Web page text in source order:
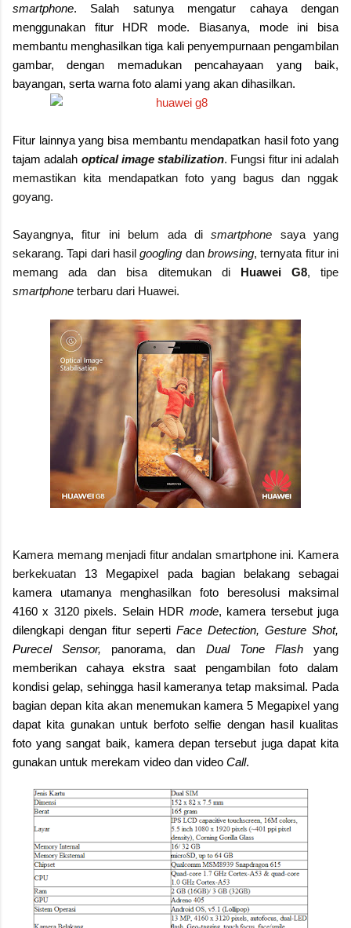
smartphone. Salah satunya mengatur cahaya dengan
menggunakan fitur HDR mode. Biasanya, mode ini bisa
membantu menghasilkan tiga kali penyempurnaan pengambilan
gambar, dengan memadukan pencahayaan yang baik,
bayangan, serta warna foto alami yang akan dihasilkan.
Fitur lainnya yang bisa membantu mendapatkan hasil foto yang
tajam adalah optical image stabilization. Fungsi fitur ini adalah
memastikan kita mendapatkan foto yang bagus dan nggak
goyang.
Sayangnya, fitur ini belum ada dismartphone saya yang
sekarang. Tapi dari hasilgoogling danbrowsing, ternyata fitur ini
memang ada dan bisa ditemukan di Huawei G8, tipe
smartphone terbaru dari Huawei.
Kamera memang menjadi fitur andalan smartphone ini. Kamera
berkekuatan 13 Megapixel pada bagian belakang sebagai
kamera utamanya menghasilkan foto beresolusi maksimal
4160 x 3120 pixels. Selain HDR mode, kamera tersebut juga
dilengkapi dengan fitur seperti Face Detection, Gesture Shot,
Purecel Sensor, panorama, dan Dual Tone Flashyang
memberikan cahaya ekstra saat pengambilan foto dalam
kondisi gelap, sehingga hasil kameranya tetap maksimal. Pada
bagian depan kita akan menemukan kamera 5 Megapixel yang
dapat kita gunakan untuk berfoto selfie dengan hasil kualitas
foto yang sangat baik, kamera depan tersebut juga dapat kita
gunakan untuk merekam video dan video Call.